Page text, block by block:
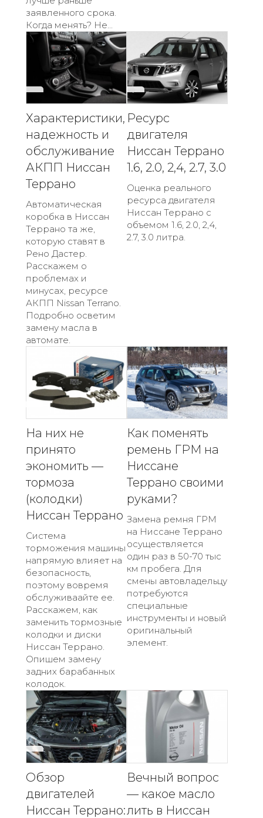
заявленного срока.
Когда менять? Не...
Характеристики,
надежность и
обслуживание
АКПП Ниссан
Террано
Автоматическая
коробка в Ниссан
Террано та же,
которую ставят в
Рено Дастер.
Расскажем о
проблемах и
минусах, ресурсе
АКПП Nissan Terrano.
Подробно осветим
замену масла в
автомате.
Ресурс
двигателя
Ниссан Террано
1.6, 2.0, 2,4, 2.7, 3.0
Оценка реального
ресурса двигателя
Ниссан Террано с
объемом 1.6, 2.0, 2,4,
2.7, 3.0 литра.
На них не
принято
экономить —
тормоза
(колодки)
Ниссан Террано
Система
торможения машины
напрямую влияет на
безопасность,
поэтому вовремя
обслуживаайте ее.
Расскажем, как
заменить тормозные
колодки и диски
Ниссан Террано.
Опишем замену
задних барабанных
колодок.
Как поменять
ремень ГРМ на
Ниссане
Террано своими
руками?
Замена ремня ГРМ
на Ниссане Террано
осуществляется
один раз в 50-70 тыс
км пробега. Для
смены автовладельцу
потребуются
специальные
инструменты и новый
оригинальный
элемент.
Обзор
двигателей
Ниссан Террано:
Вечный вопрос
— какое масло
лить в Ниссан